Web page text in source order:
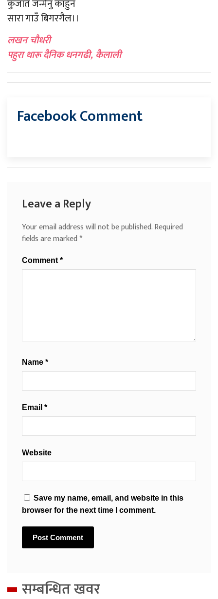
कुजात जन्मैनु काहुन
सारा गाउँ बिगरगैल।।
लखन चौधरी
पहुरा थारू दैनिक धनगढी, कैलाली
Facebook Comment
Leave a Reply
Your email address will not be published.Required
fields are marked*
Comment *
Name *
Email *
Website
Save my name, email, and website in this
browser for the next time I comment.
सम्बन्धित खवर